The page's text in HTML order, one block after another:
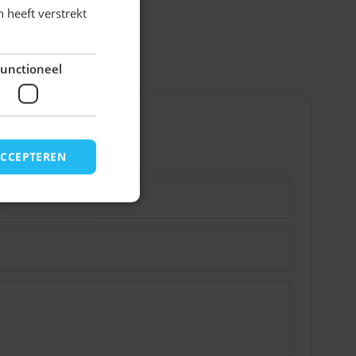
Polyester
Uitklappen
heeft verstrekt